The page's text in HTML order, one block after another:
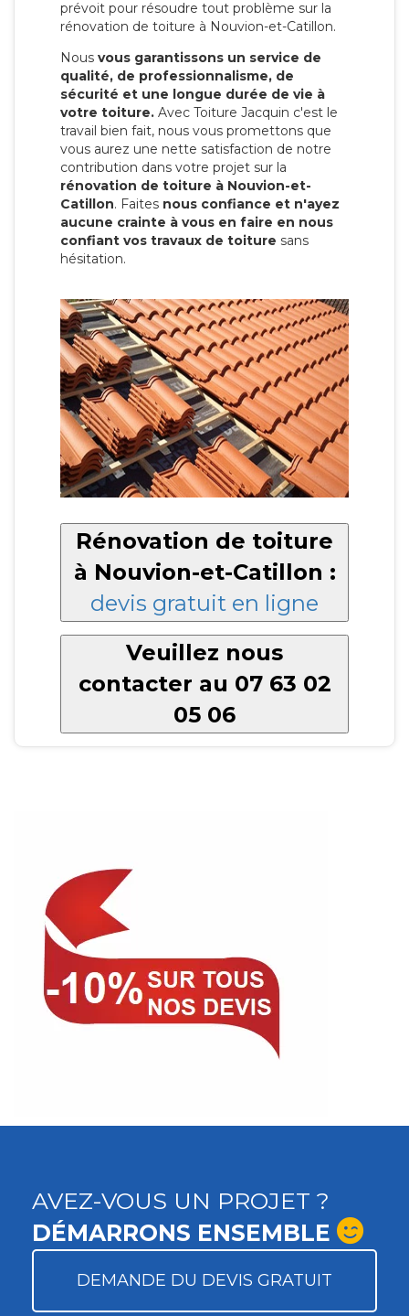
prévoit pour résoudre tout problème sur la
rénovation de toiture à Nouvion-et-Catillon.
Nous vous garantissons un service de
qualité, de professionnalisme, de
sécurité et une longue durée de vie à
votre toiture. Avec Toiture Jacquin c'est le
travail bien fait, nous vous promettons que
vous aurez une nette satisfaction de notre
contribution dans votre projet sur la
rénovation de toiture à Nouvion-et-
Catillon. Faites nous confiance et n'ayez
aucune crainte à vous en faire en nous
confiant vos travaux de toiture sans
hésitation.
Rénovation de toiture
à Nouvion-et-Catillon :
devis gratuit en ligne
Veuillez nous
contacter au 07 63 02
05 06
AVEZ-VOUS UN PROJET ?
DÉMARRONS ENSEMBLE
DEMANDE DU DEVIS GRATUIT